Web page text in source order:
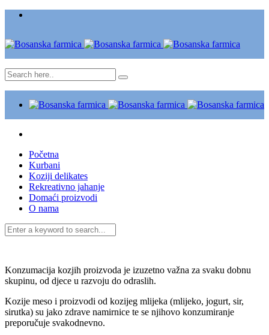
Početna
Kurbani
Koziji delikates
Rekreativno jahanje
Domaći proizvodi
O nama
Konzumacija kozjih proizvoda je izuzetno važna za svaku dobnu
skupinu, od djece u razvoju do odraslih.
Kozije meso i proizvodi od kozijeg mlijeka (mlijeko, jogurt, sir,
sirutka) su jako zdrave namirnice te se njihovo konzumiranje
preporučuje svakodnevno.